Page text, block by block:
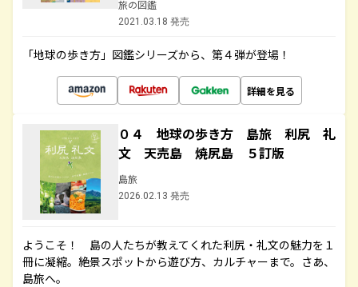
旅の図鑑
2021.03.18 発売
「地球の歩き方」図鑑シリーズから、第４弾が登場！
詳細を見る
０４ 地球の歩き方 島旅 利尻 礼
文 天売島 焼尻島 ５訂版
島旅
2026.02.13 発売
ようこそ！ 島の人たちが教えてくれた利尻・礼文の魅力を１
冊に凝縮。絶景スポットから遊び方、カルチャーまで。さあ、
島旅へ。